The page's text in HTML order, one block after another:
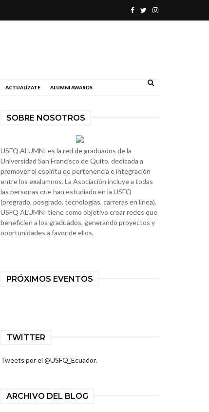
ACTUALÍZATE ALUMNI AWARDS
SOBRE NOSOTROS
USFQ ALUMNI es la red de graduados de la
Universidad San Francisco de Quito, dedicada a
promover el espíritu de pertenencia e integración
entre los exalumnos. La Asociación incluye a todas
las personas que han estudiado en la USFQ
(pregrado, posgrado, tecnologías, carreras en línea).
USFQ ALUMNI tiene como objetivo crear redes que
beneficien a los graduados, generando proyectos y
oportunidades a favor de ellos.
PRÓXIMOS EVENTOS
TWITTER
Tweets por el @USFQ_Ecuador.
ARCHIVO DEL BLOG